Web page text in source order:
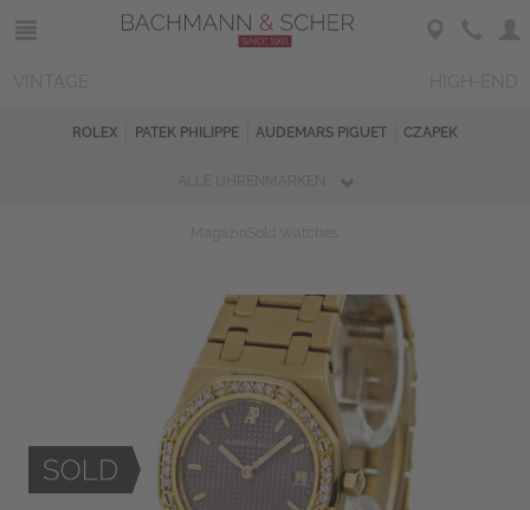
ROLEX PATEK PHILIPPE AUDEMARS PIGUET CZAPEK